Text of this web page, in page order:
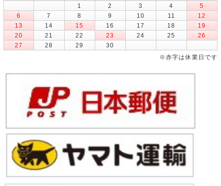
1
2 3 4
5
6
7 8 9 10 11
12
13
14 15 16 17 18
19
20
21 22 23 24 25
26
27
28 29
30
※赤字は休業日です